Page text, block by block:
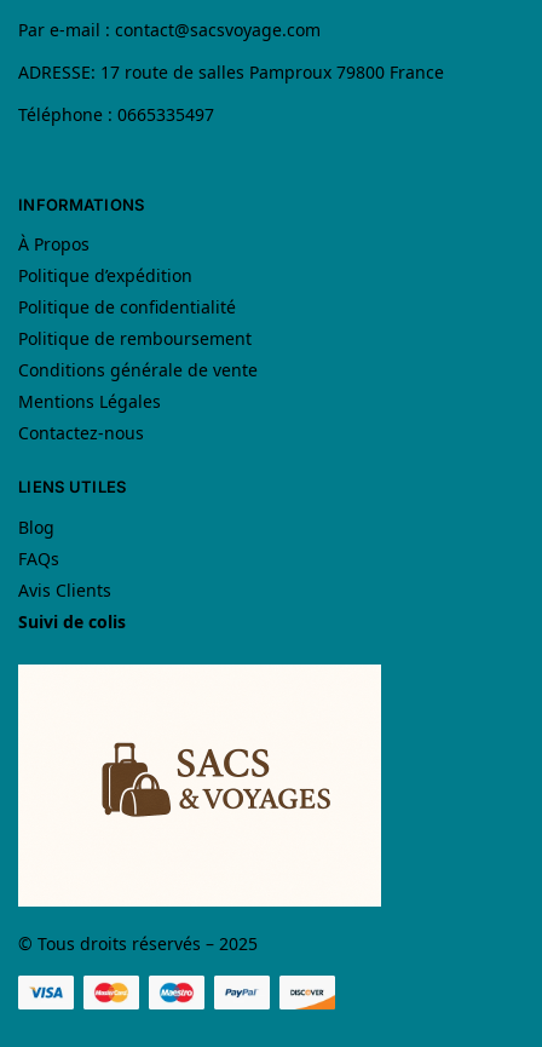
Par e-mail : contact@sacsvoyage.com
ADRESSE: 17 route de salles Pamproux 79800 France
Téléphone : 0665335497
INFORMATIONS
À Propos
Politique d’expédition
Politique de confidentialité
Politique de remboursement
Conditions générale de vente
Mentions Légales
Contactez-nous
LIENS UTILES
Blog
FAQs
Avis Clients
Suivi de colis
© Tous droits réservés – 2025